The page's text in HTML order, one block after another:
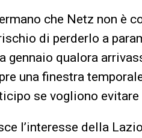
che Netz non è
di perderlo a
qualora
una finestra
se vogliono evitare
l’interesse della